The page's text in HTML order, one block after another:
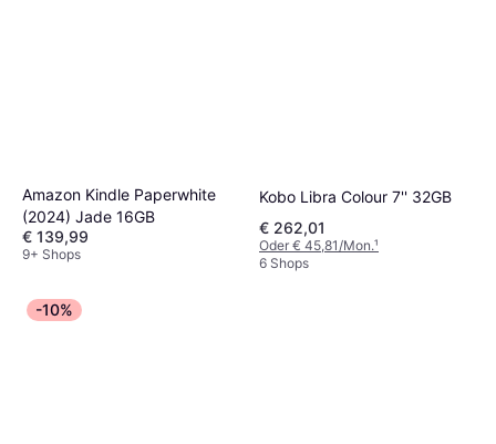
Amazon Kindle Paperwhite
(2024) Jade 16GB
€ 139,99
9+ Shops
Kobo Libra Colour 7'' 32GB
€ 262,01
Oder € 45,81/Mon.¹
6 Shops
-10%